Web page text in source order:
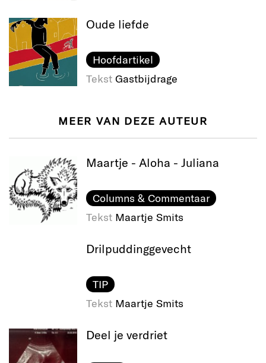
Oude liefde
Hoofdartikel
Tekst Gastbijdrage
MEER VAN DEZE AUTEUR
Maartje - Aloha - Juliana
Columns & Commentaar
Tekst Maartje Smits
Drilpudding​gevecht
TIP
Tekst Maartje Smits
Deel je verdriet